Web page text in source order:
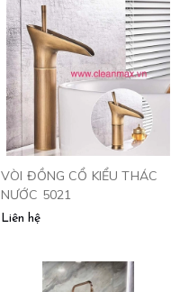
VÒI ĐỒNG CỔ KIỂU THÁC
NƯỚC 5021
Liên hệ